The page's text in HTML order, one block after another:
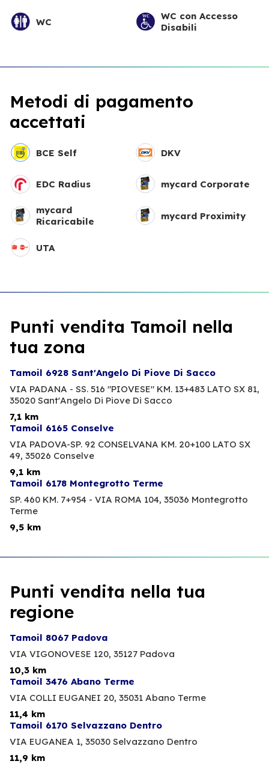
WC
WC con Accesso
Disabili
Metodi di pagamento
accettati
BCE Self DKV
EDC Radius mycard Corporate
mycard
Ricaricabile
mycard Proximity
UTA
Punti vendita Tamoil nella
tua zona
Tamoil 6928 Sant'Angelo Di Piove Di Sacco
VIA PADANA - SS. 516 "PIOVESE" KM. 13+483 LATO SX 81,
35020 Sant'Angelo Di Piove Di Sacco
7,1 km
Tamoil 6165 Conselve
VIA PADOVA-SP. 92 CONSELVANA KM. 20+100 LATO SX
49, 35026 Conselve
9,1 km
Tamoil 6178 Montegrotto Terme
SP. 460 KM. 7+954 - VIA ROMA 104, 35036 Montegrotto
Terme
9,5 km
Punti vendita nella tua
regione
Tamoil 8067 Padova
VIA VIGONOVESE 120, 35127 Padova
10,3 km
Tamoil 3476 Abano Terme
VIA COLLI EUGANEI 20, 35031 Abano Terme
11,4 km
Tamoil 6170 Selvazzano Dentro
VIA EUGANEA 1, 35030 Selvazzano Dentro
11,9 km